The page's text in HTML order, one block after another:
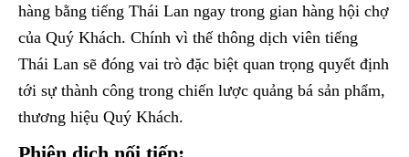
hàng bằng tiếng Thái Lan ngay trong gian hàng hội chợ
của Quý Khách. Chính vì thế thông dịch viên tiếng
Thái Lan sẽ đóng vai trò đặc biệt quan trọng quyết định
tới sự thành công trong chiến lược quảng bá sản phẩm,
thương hiệu Quý Khách.